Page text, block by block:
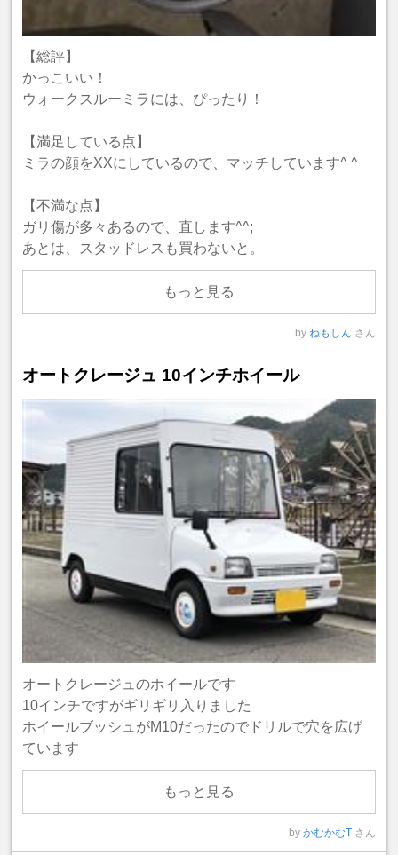
【総評】
かっこいい！
ウォークスルーミラには、ぴったり！
【満足している点】
ミラの顔をXXにしているので、マッチしています^ ^
【不満な点】
ガリ傷が多々あるので、直します^^;
あとは、スタッドレスも買わないと。
もっと見る
by ねもしん さん
オートクレージュ 10インチホイール
オートクレージュのホイールです
10インチですがギリギリ入りました
ホイールブッシュがM10だったのでドリルで穴を広げ
ています
もっと見る
by かむかむT さん